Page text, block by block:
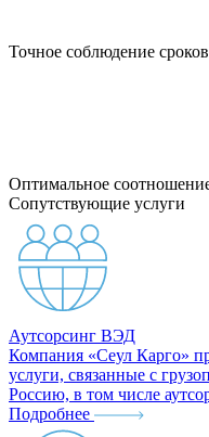
Точное соблюдение
Оптимальное
Сопутствующие услуги
Аутсорсинг ВЭД
Компания «Сеул Карго»
услуги, связанные с
Россию, в том числе
Подробнее